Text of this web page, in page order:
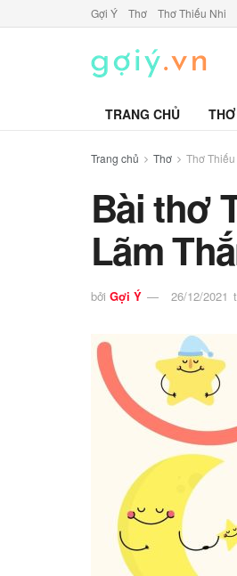
Gợi Ý Thơ Thơ Thiếu Nhi
TRANG CHỦ THƠ
Trang chủ Thơ Thơ
Bài thơ
Lãm
bởi Gợi Ý 26/12/2021